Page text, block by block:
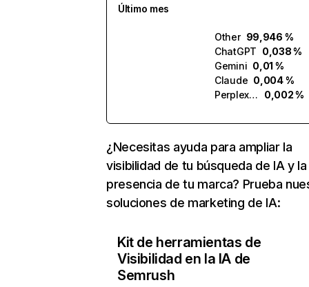
Último mes
Other 99,946 %
ChatGPT 0,038 %
Gemini 0,01 %
Claude 0,004 %
Perplexity
0,002 %
¿Necesitas ayuda para ampliar la
visibilidad de tu búsqueda de IA y la
presencia de tu marca? Prueba
soluciones de marketing de IA:
Kit de herramientas de
Visibilidad en la IA de
Semrush